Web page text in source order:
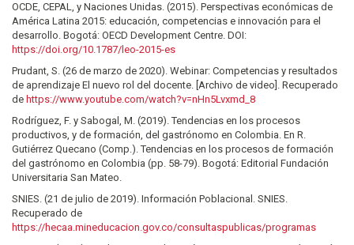
OCDE, CEPAL, y Naciones Unidas. (2015). Perspectivas económicas de
América Latina 2015: educación, competencias e innovación para el
desarrollo. Bogotá: OECD Development Centre. DOI:
https://doi.org/10.1787/leo-2015-es
Prudant, S. (26 de marzo de 2020). Webinar: Competencias y resultados
de aprendizaje El nuevo rol del docente. [Archivo de video]. Recuperado
de https://www.youtube.com/watch?v=nHn5Lvxmd_8
Rodríguez, F. y Sabogal, M. (2019). Tendencias en los procesos
productivos, y de formación, del gastrónomo en Colombia. En R.
Gutiérrez Quecano (Comp.). Tendencias en los procesos de formación
del gastrónomo en Colombia (pp. 58-79). Bogotá: Editorial Fundación
Universitaria San Mateo.
SNIES. (21 de julio de 2019). Información Poblacional. SNIES.
Recuperado de
https://hecaa.mineducacion.gov.co/consultaspublicas/programas